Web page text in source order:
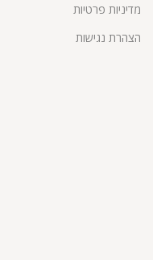
מדיניות פרטיות
הצהרת נגישות